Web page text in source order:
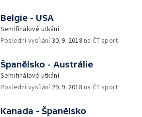
Belgie - USA
Semifinálové utkání
Poslední vysílání30. 9. 2018 na ČT sport
Španělsko - Austrálie
Semifinálové utkání
Poslední vysílání 29. 9. 2018 na ČT sport
Kanada - Španělsko